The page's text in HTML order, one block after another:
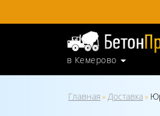
в Кемерово
Главная » Доставка»